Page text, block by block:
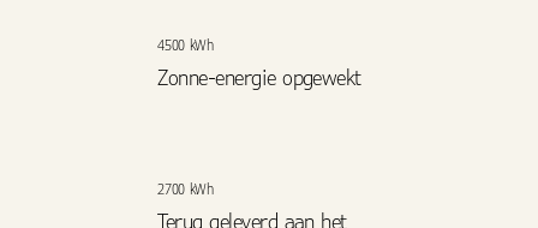
4500 kWh
Zonne-energie opgewekt
2700 kWh
Terug geleverd aan het